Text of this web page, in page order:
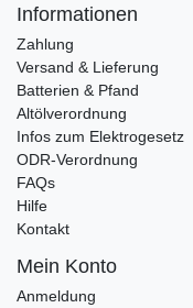
Informationen
Zahlung
Versand & Lieferung
Batterien & Pfand
Altölverordnung
Infos zum Elektrogesetz
ODR-Verordnung
FAQs
Hilfe
Kontakt
Mein Konto
Anmeldung